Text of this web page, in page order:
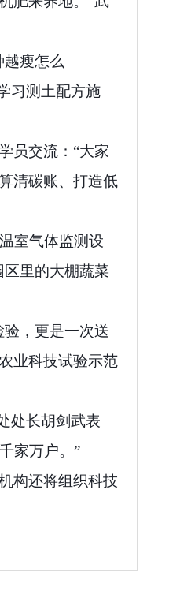
瘦怎么
习测土配方施
员交流：“大家
清碳账、打造低
室气体监测设
里的大棚蔬菜
，更是一次送
业科技试验示范
处长胡剑武表
家万户。”
构还将组织科技